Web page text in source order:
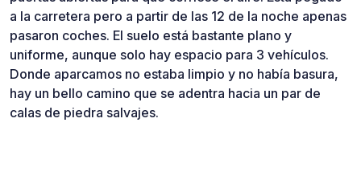
a la carretera pero a partir de las 12 de la noche apenas
pasaron coches. El suelo está bastante plano y
uniforme, aunque solo hay espacio para 3 vehículos.
Donde aparcamos no estaba limpio y no había basura,
hay un bello camino que se adentra hacia un par de
calas de piedra salvajes.